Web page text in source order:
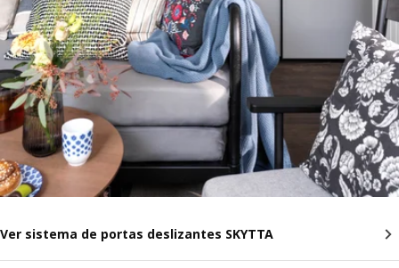
Ver sistema de portas deslizantes SKYTTA